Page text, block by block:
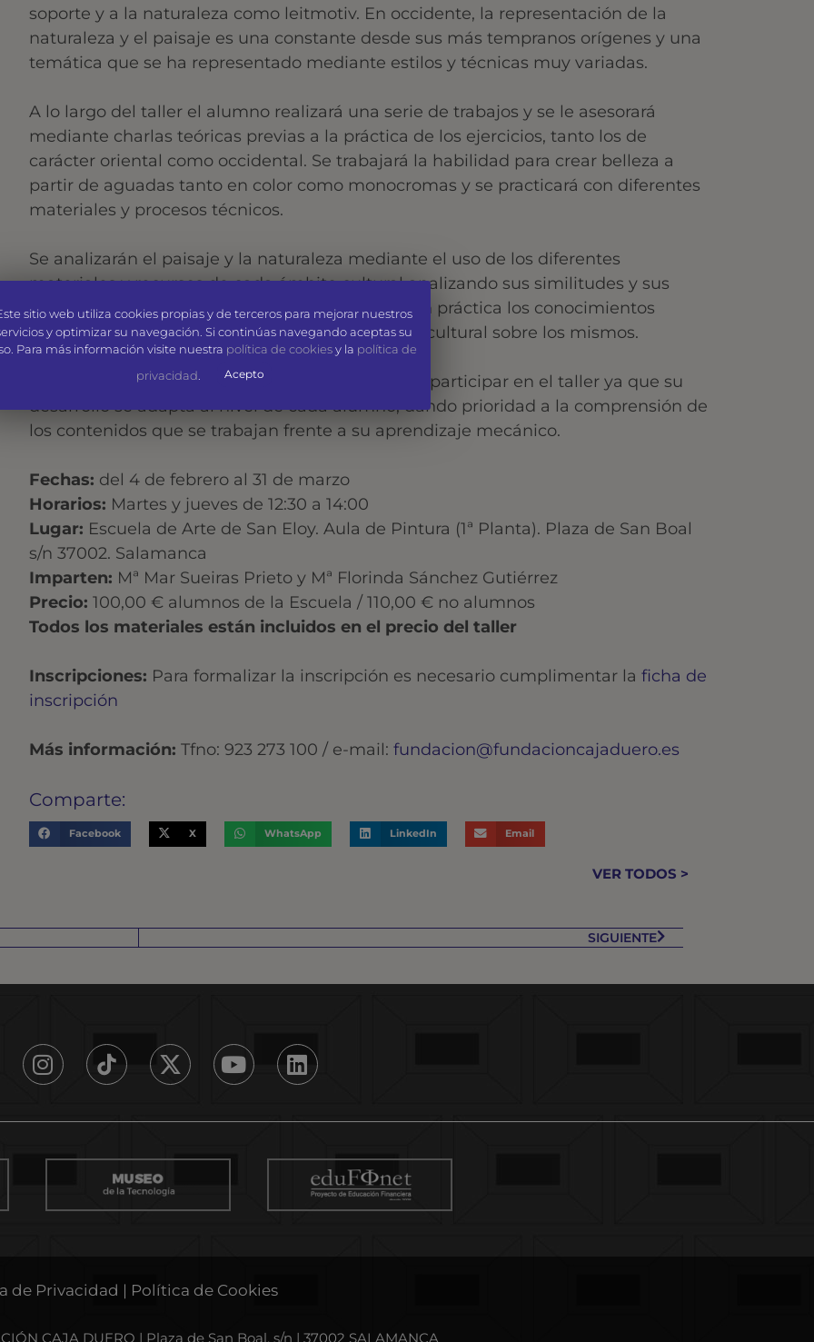
soporte y a la naturaleza como leitmotiv. En occidente, la representación de la
naturaleza y el paisaje es una constante desde sus más tempranos orígenes y una
temática que se ha representado mediante estilos y técnicas muy variadas.
A lo largo del taller el alumno realizará una serie de trabajos y se le asesorará
mediante charlas teóricas previas a la práctica de los ejercicios, tanto los de
carácter oriental como occidental. Se trabajará la habilidad para crear belleza a
partir de aguadas tanto en color como monocromas y se practicará con diferentes
materiales y procesos técnicos.
Se analizarán el paisaje y la naturaleza mediante el uso de los diferentes
materiales y recursos de cada ámbito cultural analizando sus similitudes y sus
diferencias, lo que nos permitirá no sólo poner en práctica los conocimientos
adquiridos sino también fomentar una reflexión cultural sobre los mismos.
No son necesarios conocimientos previos
para participar en el taller ya que su
desarrollo se adapta al nivel de cada alumno, dando prioridad a la comprensión de
los contenidos que se trabajan frente a su aprendizaje mecánico.
Fechas: del 4 de febrero al 31 de marzo
Horarios: Martes y jueves de 12:30 a 14:00
Lugar: Escuela de Arte de San Eloy. Aula de Pintura (1ª Planta). Plaza de San Boal
s/n 37002. Salamanca
Imparten: Mª Mar Sueiras Prieto y Mª Florinda Sánchez Gutiérrez
Precio: 100,00 € alumnos de la Escuela / 110,00 € no alumnos
Todos los materiales están incluidos en el precio del taller
Inscripciones: Para formalizar la inscripción es necesario cumplimentar la ficha de
inscripción
Más información: Tfno: 923 273 100 / e-mail: fundacion@fundacioncajaduero.es
Comparte:
Facebook X WhatsApp LinkedIn Email
VER TODOS >
SIGUIENTE
de Privacidad | Política de Cookies
CAJA DUERO | Plaza de San Boal, s/n | 37002 SALAMANCA
sitio web utiliza cookies propias y de terceros para mejorar nuestros
y optimizar su navegación. Si continúas navegando aceptas su
Para más información visite nuestra política de cookiesy la política de
privacidad
Acepto